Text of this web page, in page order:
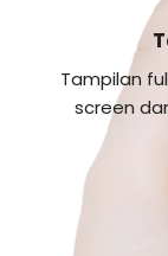
Tampilan
screen